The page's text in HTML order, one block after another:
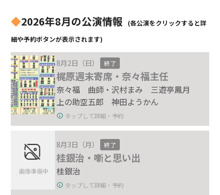
◆2026年8月の公演情報
(各公演をクリックすると詳
細や予約ボタンが表示されます)
8月2日（日） 終了
梶原週末寄席・奈々福主任
奈々福 曲師・沢村まみ 三遊亭鳳月
上の助空五郎 神田ようかん
タップして詳細・予約
8月3日（月） 終了
桂銀治・噺と思い出
桂銀治
タップして詳細・予約